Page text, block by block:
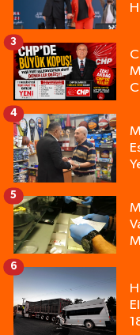
3
4
5
6